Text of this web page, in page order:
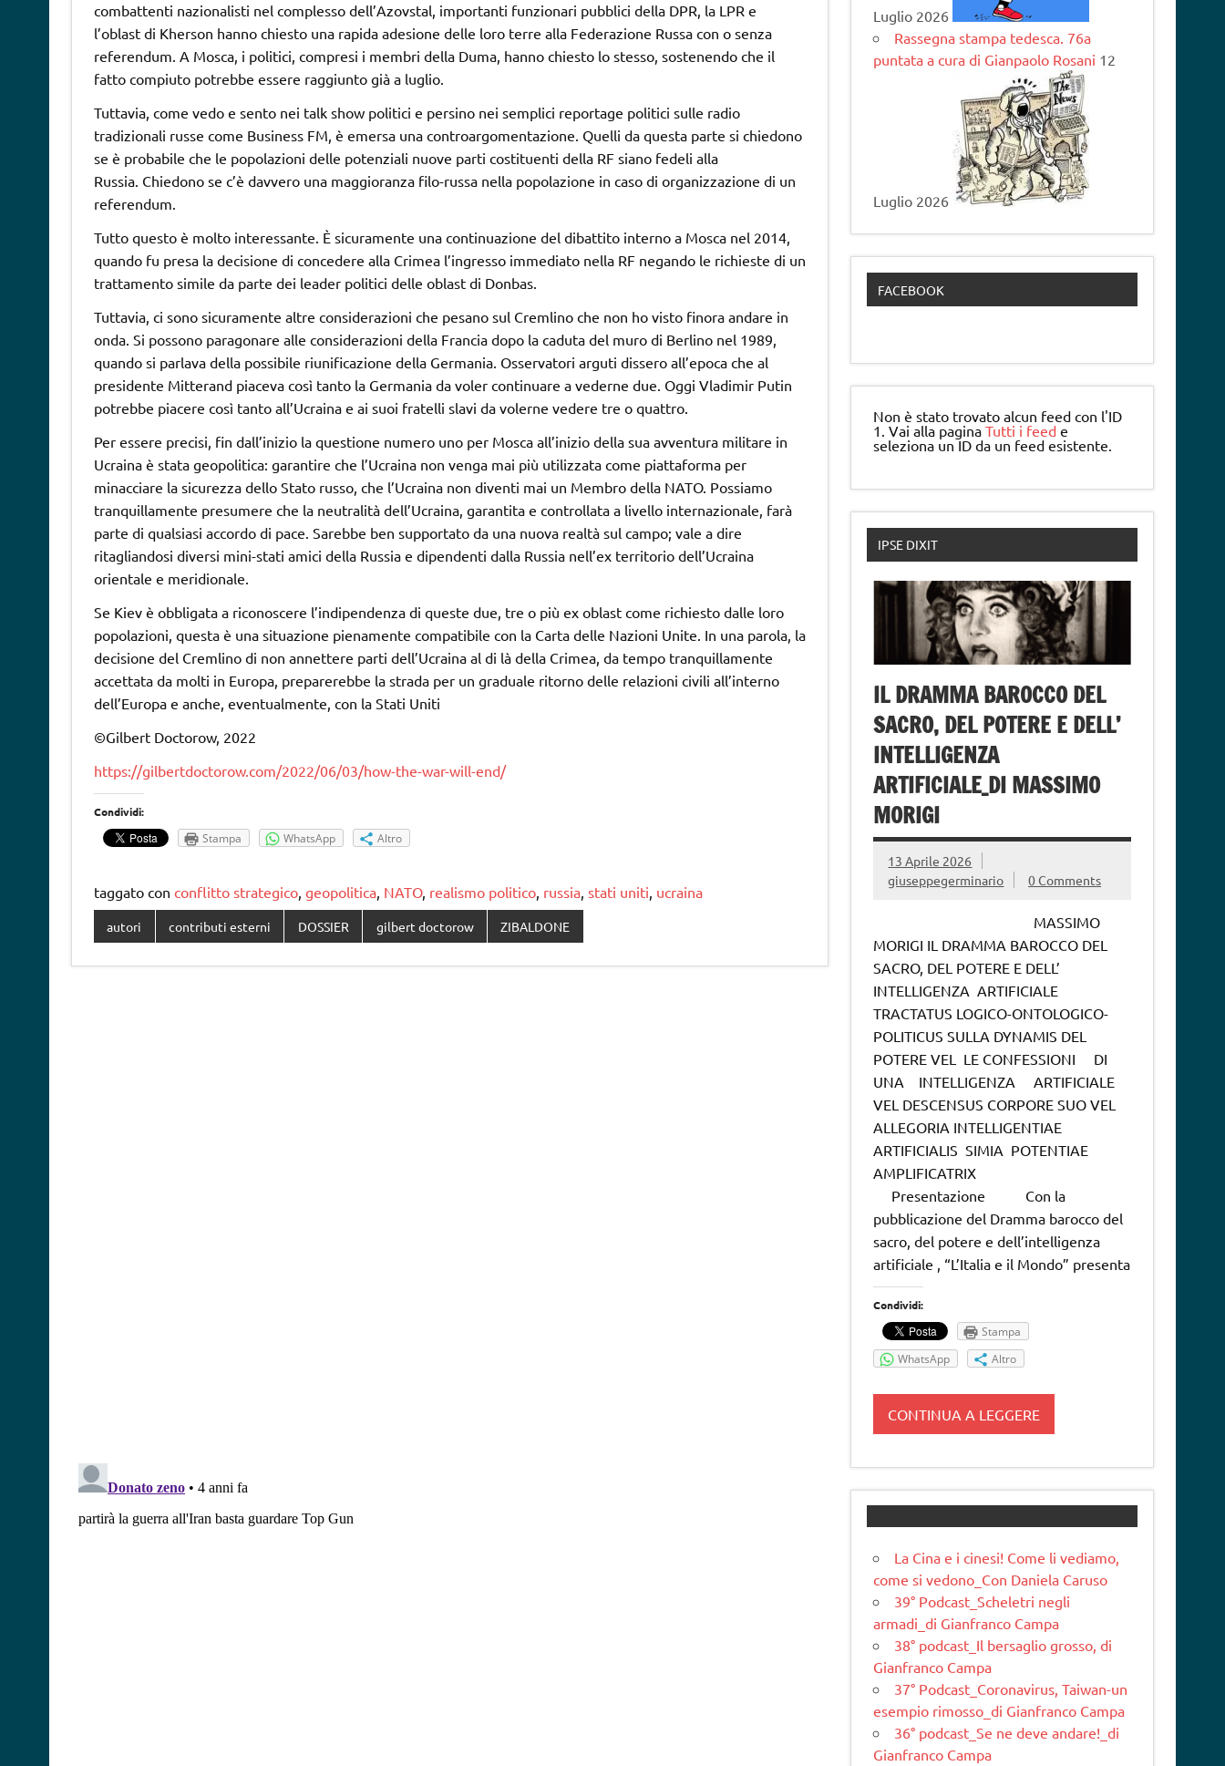
combattenti nazionalisti nel complesso dell’Azovstal, importanti funzionari pubblici della DPR, la LPR e
l’oblast di Kherson hanno chiesto una rapida adesione delle loro terre alla Federazione Russa con o senza
referendum. A Mosca, i politici, compresi i membri della Duma, hanno chiesto lo stesso, sostenendo che il
fatto compiuto potrebbe essere raggiunto già a luglio.
Tuttavia, come vedo e sento nei talk show politici e persino nei semplici reportage politici sulle radio
tradizionali russe come Business FM, è emersa una controargomentazione. Quelli da questa parte si chiedono
se è probabile che le popolazioni delle potenziali nuove parti costituenti della RF siano fedeli alla
Russia. Chiedono se c’è davvero una maggioranza filo-russa nella popolazione in caso di organizzazione di un
referendum.
Tutto questo è molto interessante. È sicuramente una continuazione del dibattito interno a Mosca nel 2014,
quando fu presa la decisione di concedere alla Crimea l’ingresso immediato nella RF negando le richieste di un
trattamento simile da parte dei leader politici delle oblast di Donbas.
Tuttavia, ci sono sicuramente altre considerazioni che pesano sul Cremlino che non ho visto finora andare in
onda. Si possono paragonare alle considerazioni della Francia dopo la caduta del muro di Berlino nel 1989,
quando si parlava della possibile riunificazione della Germania. Osservatori arguti dissero all’epoca che al
presidente Mitterand piaceva così tanto la Germania da voler continuare a vederne due. Oggi Vladimir Putin
potrebbe piacere così tanto all’Ucraina e ai suoi fratelli slavi da volerne vedere tre o quattro.
Per essere precisi, fin dall’inizio la questione numero uno per Mosca all’inizio della sua avventura militare in
Ucraina è stata geopolitica: garantire che l’Ucraina non venga mai più utilizzata come piattaforma per
minacciare la sicurezza dello Stato russo, che l’Ucraina non diventi mai un Membro della NATO. Possiamo
tranquillamente presumere che la neutralità dell’Ucraina, garantita e controllata a livello internazionale, farà
parte di qualsiasi accordo di pace. Sarebbe ben supportato da una nuova realtà sul campo; vale a dire
ritagliandosi diversi mini-stati amici della Russia e dipendenti dalla Russia nell’ex territorio dell’Ucraina
orientale e meridionale.
Se Kiev è obbligata a riconoscere l’indipendenza di queste due, tre o più ex oblast come richiesto dalle loro
popolazioni, questa è una situazione pienamente compatibile con la Carta delle Nazioni Unite. In una parola, la
decisione del Cremlino di non annettere parti dell’Ucraina al di là della Crimea, da tempo tranquillamente
accettata da molti in Europa, preparerebbe la strada per un graduale ritorno delle relazioni civili all’interno
dell’Europa e anche, eventualmente, con la Stati Uniti
©Gilbert Doctorow, 2022
https://gilbertdoctorow.com/2022/06/03/how-the-war-will-end/
Condividi:
Stampa WhatsApp Altro
taggato con conflitto strategico, geopolitica, NATO, realismo politico, russia, stati uniti, ucraina
autori contributi esterni DOSSIER gilbert doctorow ZIBALDONE
Luglio 2026
Rassegna stampa tedesca. 76a
puntata a cura di Gianpaolo Rosani 12
Luglio 2026
FACEBOOK
Non è stato trovato alcun feed con l'ID
1. Vai alla paginaTutti i feed e
seleziona un ID da un feed esistente.
IPSE DIXIT
IL DRAMMA BAROCCO DEL
SACRO, DEL POTERE E DELL’
INTELLIGENZA
ARTIFICIALE_DI MASSIMO
MORIGI
13 Aprile 2026
giuseppegerminario
0 Comments
MASSIMO
MORIGI IL DRAMMA BAROCCO DEL
SACRO, DEL POTERE E DELL’
INTELLIGENZA ARTIFICIALE
TRACTATUS LOGICO-ONTOLOGICO-
POLITICUS SULLA DYNAMIS DEL
POTERE VEL LE CONFESSIONI DI
UNA INTELLIGENZA ARTIFICIALE
VEL DESCENSUS CORPORE SUO VEL
ALLEGORIA INTELLIGENTIAE
ARTIFICIALIS SIMIA POTENTIAE
AMPLIFICATRIX
Presentazione Con la
pubblicazione del Dramma barocco del
sacro, del potere e dell’intelligenza
artificiale , “L’Italia e il Mondo” presenta
Condividi:
Stampa
WhatsApp
Altro
CONTINUA A LEGGERE
La Cina e i cinesi! Come li vediamo,
come si vedono_Con Daniela Caruso
39° Podcast_Scheletri negli
armadi_di Gianfranco Campa
38° podcast_Il bersaglio grosso, di
Gianfranco Campa
37° Podcast_Coronavirus, Taiwan-un
esempio rimosso_di Gianfranco Campa
36° podcast_Se ne deve andare!_di
Gianfranco Campa